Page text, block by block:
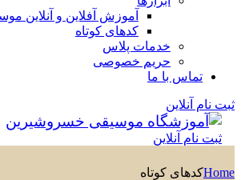
آموزش آفلاین و آنلاین
کدهای کوتاه
خدمات پلاس
حریم خصوصی
تماس با ما
ثبت نام آنلاین
ثبت نام آنلاین
Homeکدهای کوتاه